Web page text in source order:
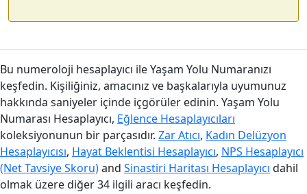
Bu numeroloji hesaplayıcı ile Yaşam Yolu Numaranızı
keşfedin. Kişiliğiniz, amacınız ve başkalarıyla uyumunuz
hakkında saniyeler içinde içgörüler edinin. Yaşam Yolu
Numarası Hesaplayıcı, Eğlence Hesaplayıcıları
koleksiyonunun bir parçasıdır. Zar Atıcı, Kadın Delüzyon
Hesaplayıcısı, Hayat Beklentisi Hesaplayıcı, NPS Hesaplayıcı
(Net Tavsiye Skoru)and Sinastiri Haritası Hesaplayıcı dahil
olmak üzere diğer 34 ilgili aracı keşfedin.